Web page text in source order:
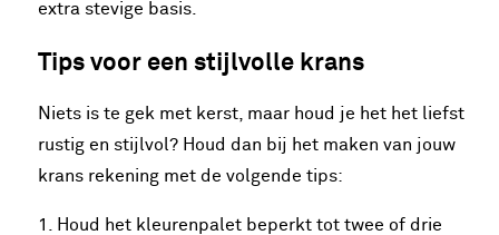
extra stevige basis.
Tips voor een stijlvolle krans
Niets is te gek met kerst, maar houd je het het liefst
rustig en stijlvol? Houd dan bij het maken van jouw
krans rekening met de volgende tips:
Houd het kleurenpalet beperkt tot twee of drie